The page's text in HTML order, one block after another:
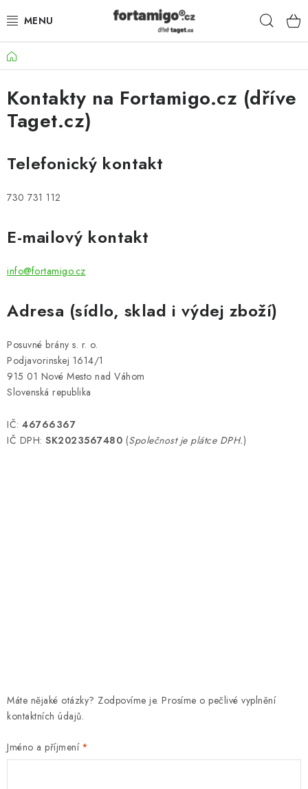
na
SADY - ZVÝHODNĚNÉ
POHONY
SAMONOSNÉ BRÁNY
KOLEJOVÉ BRÁNY
KŘÍDLOVÉ BRÁNY A BRANKY
ZÁVĚSNÉ BRÁNY
KONSTRUKČNÍ PROFILY
VÝPLNĚ BRAN A PLOTŮ
ZÁSLEPKY
KOMPONENTY PRO PLOTY
TESAŘSKÉ KOVÁNÍ
Domů
Kontakty na Fortamigo.cz (dříve
Taget.cz)
Telefonický kontakt
730 731 112
E-mailový kontakt
info@fortamigo.cz
Adresa (sídlo, sklad i výdej zboží)
Posuvné brány s. r. o.
Podjavorinskej 1614/1
915 01 Nové Mesto nad Váhom
Slovenská republika
IČ: 46766367
IČ DPH: SK2023567480 (Společnost je plátce DPH.)
Máte nějaké otázky? Zodpovíme je. Prosíme o pečlivé vyplnění
kontaktních údajů.
Jméno a příjmení